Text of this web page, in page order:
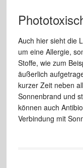
Auch hier sieht die
um eine Allergie,
Stoffe, wie zum
äußerlich
kurzer Zeit neben
Sonnenbrand und
können auch
Verbindung mit